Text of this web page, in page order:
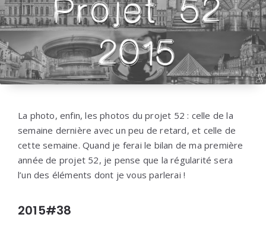
La photo, enfin, les photos du projet 52 : celle de la
semaine dernière avec un peu de retard, et celle de
cette semaine. Quand je ferai le bilan de ma première
année de projet 52, je pense que la régularité sera
l’un des éléments dont je vous parlerai !
2015#38